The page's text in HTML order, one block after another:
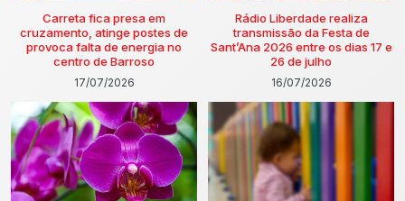
Carreta fica presa em
cruzamento, atinge postes de
provoca falta de energia no
centro de Barroso
17/07/2026
Rádio Liberdade realiza
transmissão da Festa de
Sant’Ana 2026 entre os dias 17 e
26 de julho
16/07/2026